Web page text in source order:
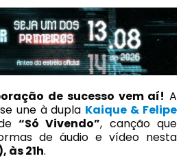
de sucesso vem aí! A
se une à dupla Kaique & Felipe
“Só Vivendo”, canção que
de áudio e vídeo nesta
às 21h.